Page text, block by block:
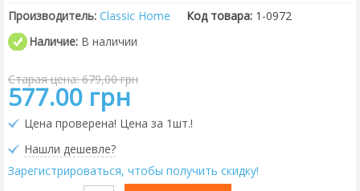
Производитель: Classic Home Код товара: 1-0972
Наличие: В наличии
Старая цена: 679,00 грн
577.00 грн
Цена проверена! Цена за 1шт.!
Нашли дешевле?
Зарегистрироваться, чтобы получить скидку!